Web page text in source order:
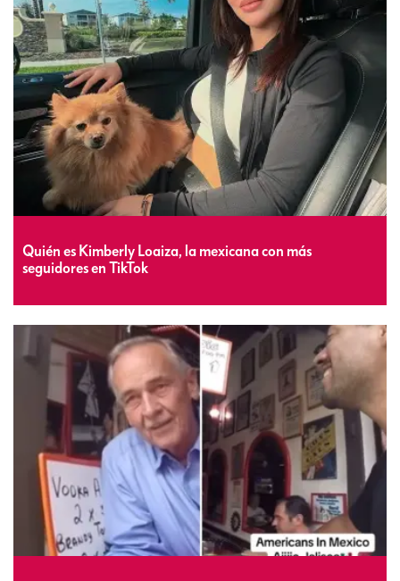
Quién es Kimberly Loaiza, la mexicana con más
seguidores en TikTok